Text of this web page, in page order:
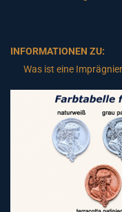
INFORMATIONEN ZU:
Was ist eine